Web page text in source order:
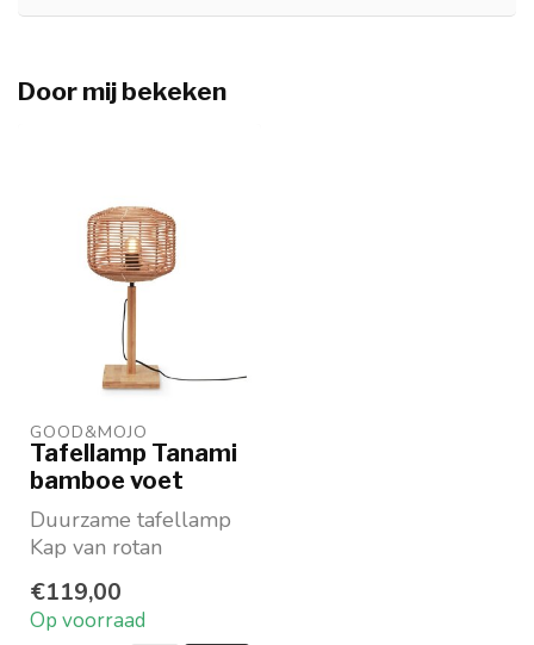
Door mij bekeken
GOOD&MOJO
Tafellamp Tanami
bamboe voet
Duurzame tafellamp
Kap van rotan
In twee maten
€119,00
Op voorraad